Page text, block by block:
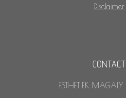
Disclaimer
CONTACT
ESTHETIEK